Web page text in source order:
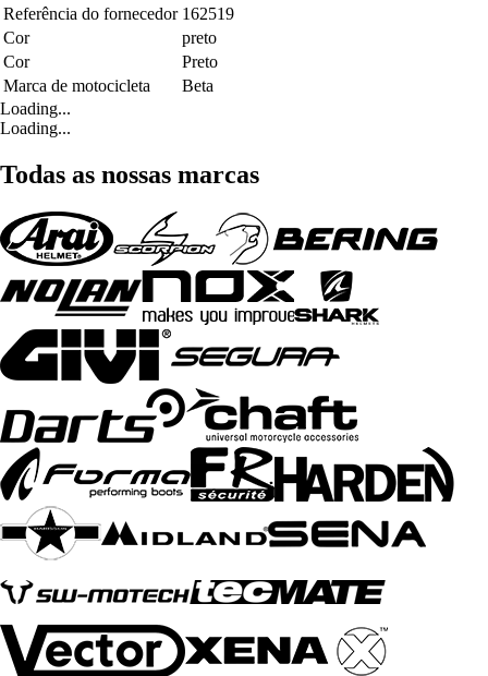
Referência do fornecedor 162519
Cor
preto
Cor
Preto
Marca de motocicleta
Beta
Loading...
Loading...
Todas as nossas marcas